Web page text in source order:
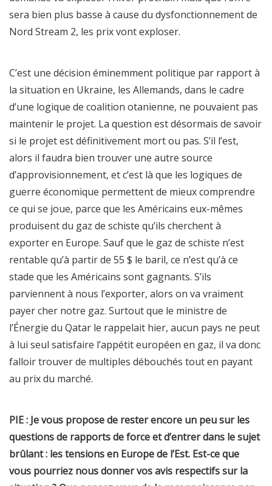
sera bien plus basse à cause du dysfonctionnement de
Nord Stream 2, les prix vont exploser.
C’est une décision éminemment politique par rapport à
la situation en Ukraine, les Allemands, dans le cadre
d’une logique de coalition otanienne, ne pouvaient pas
maintenir le projet. La question est désormais de savoir
si le projet est définitivement mort ou pas. S’il l’est,
alors il faudra bien trouver une autre source
d’approvisionnement, et c’est là que les logiques de
guerre économique permettent de mieux comprendre
ce qui se joue, parce que les Américains eux-mêmes
produisent du gaz de schiste qu’ils cherchent à
exporter en Europe. Sauf que le gaz de schiste n’est
rentable qu’à partir de 55 $ le baril, ce n’est qu’à ce
stade que les Américains sont gagnants. S’ils
parviennent à nous l’exporter, alors on va vraiment
payer cher notre gaz. Surtout que le ministre de
l’Énergie du Qatar le rappelait hier, aucun pays ne peut
à lui seul satisfaire l’appétit européen en gaz, il va donc
falloir trouver de multiples débouchés tout en payant
au prix du marché.
PIE : Je vous propose de rester encore un peu sur les
questions de rapports de force et d’entrer dans le sujet
brûlant : les tensions en Europe de l’Est. Est-ce que
vous pourriez nous donner vos avis respectifs sur la